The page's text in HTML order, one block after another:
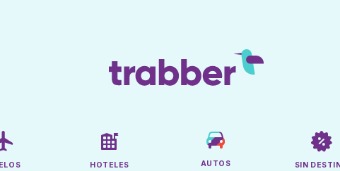
HOTELES AUTOS SIN